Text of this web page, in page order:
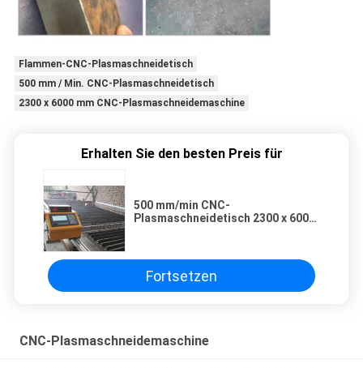
Flammen-CNC-Plasmaschneidetisch
500 mm / Min. CNC-Plasmaschneidetisch
2300 x 6000 mm CNC-Plasmaschneidemaschine
Erhalten Sie den besten Preis für
500 mm/min CNC-
Plasmaschneidetisch 2300 x 6000
Fortsetzen
CNC-Plasmaschneidemaschine